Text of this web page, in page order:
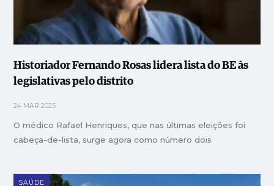
Historiador Fernando Rosas lidera lista do BE às
legislativas pelo distrito
24 MAR 2025
O médico Rafael Henriques, que nas últimas eleições foi
cabeça-de-lista, surge agora como número dois
SAÚDE